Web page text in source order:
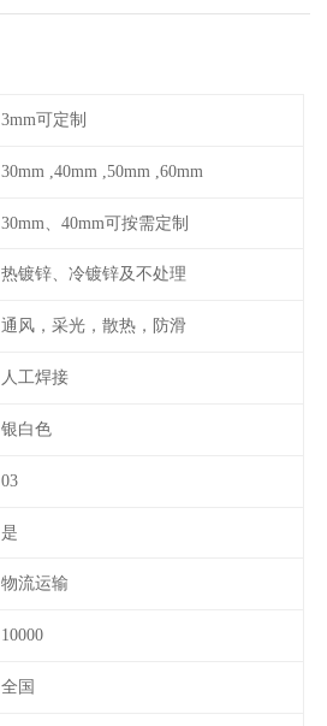
3mm可定制
30mm ,40mm ,50mm ,60mm
30mm、40mm可按需定制
热镀锌、冷镀锌及不处理
通风，采光，散热，防滑
人工焊接
银白色
03
是
物流运输
10000
全国